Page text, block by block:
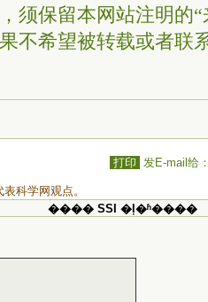
须保留本网站注明的
不希望被转载或者联
打印 发E-mail给
科学网观点。
���� SSI �ļ�ʱ����